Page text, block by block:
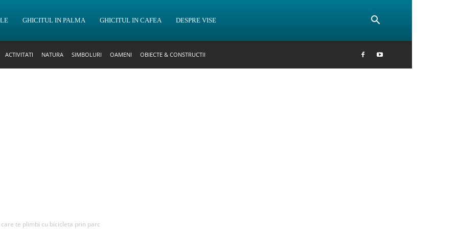
GHICITUL IN PALMA GHICITUL IN CAFEA DESPRE VISE
ACTIVITATI NATURA SIMBOLURI OAMENI OBIECTE & CONSTRUCTII
te plimbi cu bicicleta prin parc